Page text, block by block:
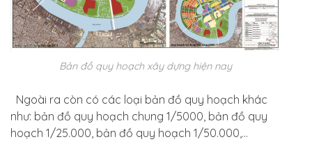
Bản đồ quy hoạch xây dựng hiện nay
Ngoài ra còn có các loại bản đồ quy hoạch khác
như: bản đồ quy hoạch chung 1/5000, bản đồ quy
hoạch 1/25.000, bản đồ quy hoạch 1/50.000,…